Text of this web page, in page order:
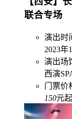
联合专场
演出时
2023年
演出场
西演
门票价
150元起